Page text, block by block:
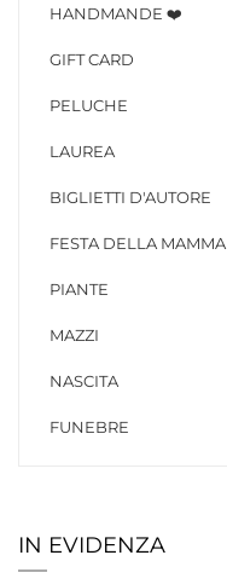
HANDMANDE ❤️
GIFT CARD
PELUCHE
LAUREA
BIGLIETTI D'AUTORE
FESTA DELLA MAMMA
PIANTE
MAZZI
NASCITA
FUNEBRE
IN EVIDENZA